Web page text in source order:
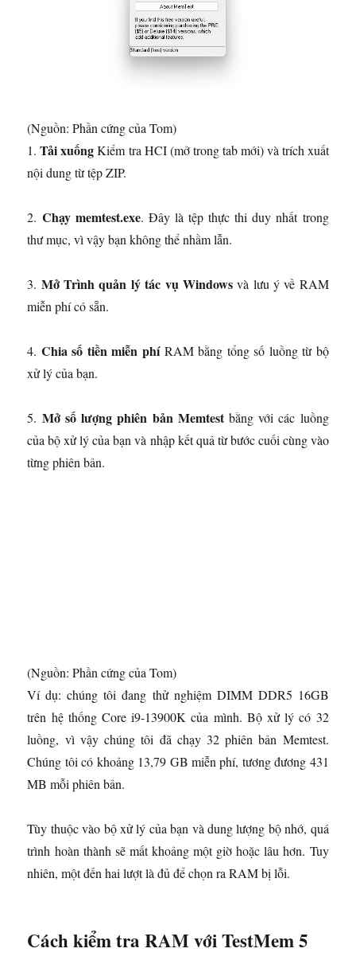
(Nguồn: Phần cứng của Tom)
1.Tải xuốngKiểm tra HCI(mở trong tab mới)và trích xuất
nội dung từ tệp ZIP.
2. Chạy memtest.exe. Đây là tệp thực thi duy nhất trong
thư mục, vì vậy bạn không thể nhầm lẫn.
3. Mở Trình quản lý tác vụ Windowsvà lưu ý về RAM
miễn phí có sẵn.
4. Chia số tiền miễn phíRAM bằng tổng số luồng từ bộ
xử lý của bạn.
5. Mở số lượng phiên bản Memtestbằng với các luồng
của bộ xử lý của bạn và nhập kết quả từ bước cuối cùng vào
từng phiên bản.
(Nguồn: Phần cứng của Tom)
Ví dụ: chúng tôi đang thử nghiệm DIMM DDR5 16GB
trên hệ thống Core i9-13900K của mình. Bộ xử lý có 32
luồng, vì vậy chúng tôi đã chạy 32 phiên bản Memtest.
Chúng tôi có khoảng 13,79 GB miễn phí, tương đương 431
MB mỗi phiên bản.
Tùy thuộc vào bộ xử lý của bạn và dung lượng bộ nhớ, quá
trình hoàn thành sẽ mất khoảng một giờ hoặc lâu hơn. Tuy
nhiên, một đến hai lượt là đủ để chọn ra RAM bị lỗi.
Cách kiểm tra RAM với TestMem 5